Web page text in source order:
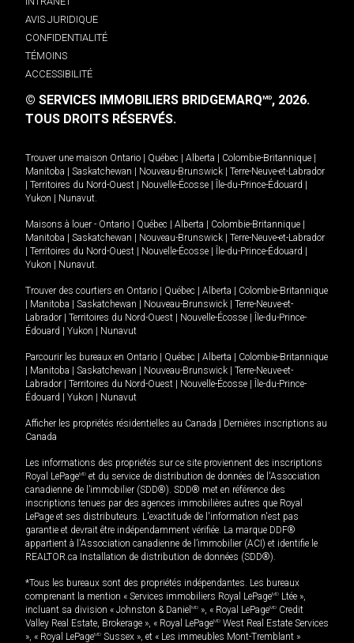
AVIS JURIDIQUE
CONFIDENTIALITÉ
TÉMOINS
ACCESSIBILITÉ
© SERVICES IMMOBILIERS BRIDGEMARQMD, 2026.
TOUS DROITS RÉSERVÉS.
Trouver une maison Ontario Québec Alberta Colombie-Britannique
Manitoba
Saskatchewan Nouveau-Brunswick
Terre-Neuve-et-Labrador
Territoires du Nord-Ouest Nouvelle-Écosse Île-du-Prince-Édouard
Yukon
Nunavut.
Maisons à louer - Ontario Québec Alberta Colombie-Britannique
Manitoba
Saskatchewan Nouveau-Brunswick
Terre-Neuve-et-Labrador
Territoires du Nord-Ouest Nouvelle-Écosse Île-du-Prince-Édouard
Yukon
Nunavut.
Trouver des courtiers en Ontario Québec Alberta
Colombie-Britannique
Manitoba Saskatchewan Nouveau-Brunswick
Terre-Neuve-et-
Labrador
Territoires du Nord-Ouest Nouvelle-Écosse
Île-du-Prince-
Édouard
Yukon Nunavut
Parcourir les bureaux en Ontario Québec Alberta
Colombie-Britannique
Manitoba Saskatchewan Nouveau-Brunswick
Terre-Neuve-et-
Labrador
Territoires du Nord-Ouest Nouvelle-Écosse
Île-du-Prince-
Édouard
Yukon Nunavut
Afficher les propriétés résidentielles au Canada
Dernières inscriptions au
Canada
Les informations des propriétés sur ce site proviennent des inscriptions
Royal LePageMD et du service de distribution de données de l'Association
canadienne de l’immobilier (SDD®). SDD® met en référence des
inscriptions tenues par des agences immobilières autres que Royal
LePage et ses distributeurs. L'exactitude de l'information n'est pas
garantie et devrait être indépendamment vérifiée. La marque DDF®
appartient à l'Association canadienne de l’immobilier (ACI) et identifie le
REALTOR.ca Installation de distribution de données (SDD®).
*Tous les bureaux sont des propriétés indépendantes. Les bureaux
comprenant la mention « Services immobiliers Royal LePageMD Ltée »,
incluant sa division « Johnston & Daniel MD », « Royal LePageMD Credit
Valley Real Estate, Brokerage », « Royal LePageMD West Real Estate Services
», « Royal LePageMD Sussex », et « Les immeubles Mont-Tremblant »